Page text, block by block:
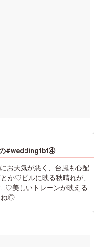
の#weddingtbt④
お天気が悪く、台風も心配
か♡ビルに映る秋晴れが、
美しいトレーンが映える
ね◎